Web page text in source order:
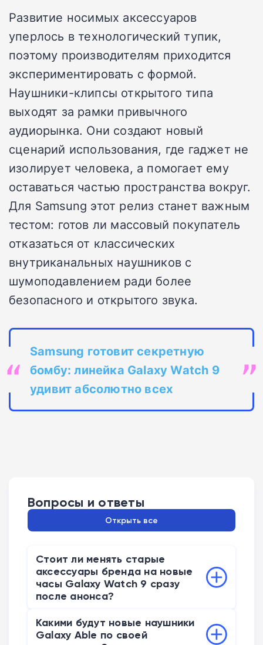
Развитие носимых аксессуаров
уперлось в технологический тупик,
поэтому производителям приходится
экспериментировать с формой.
Наушники-клипсы открытого типа
выходят за рамки привычного
аудиорынка. Они создают новый
сценарий использования, где гаджет не
изолирует человека, а помогает ему
оставаться частью пространства вокруг.
Для Samsung этот релиз станет важным
тестом: готов ли массовый покупатель
отказаться от классических
внутриканальных наушников с
шумоподавлением ради более
безопасного и открытого звука.
Samsung готовит секретную
бомбу: линейка Galaxy Watch 9
удивит абсолютно всех
Вопросы и ответы
Открыть все
Стоит ли менять старые
аксессуары бренда на новые
часы Galaxy Watch 9 сразу
после анонса?
Торопиться с покупкой базовой модели
не стоит, так как дизайн устройства
Какими будут новые наушники
Galaxy Able по своей